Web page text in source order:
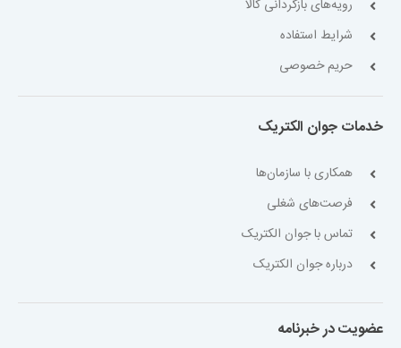
رویه‌های بازگردانی کالا
شرایط استفاده
حریم خصوصی
خدمات جوان الکتریک
همکاری با سازمان‌ها
فرصت‌های شغلی
تماس با جوان الکتریک
درباره جوان الکتریک
عضویت در خبرنامه